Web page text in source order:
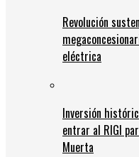
Revolución
eléctrica
Inversión
entrar al RIGI
Muerta